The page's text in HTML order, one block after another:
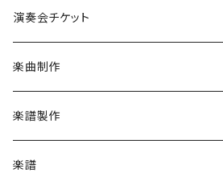
ワクワクしたい時に
車のBGMに
幸せを引き寄せたい時に
部屋でゆっくりしたい時に
ケルティックハープ（アイリッシュハープ）
ハープ（ヴァーチャル音源）
ストリングス（弦楽器・ヴァーチャル音源）
アイリッシュフルート
with 安生正人
ヴォーカル
Soundtrack サウンドトラック
演奏会チケット
楽曲制作
楽譜製作
楽譜